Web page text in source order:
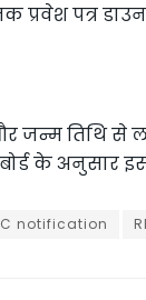
प्रवेश पत्र
जन्म तिथि से
के अनुसार इस
notification